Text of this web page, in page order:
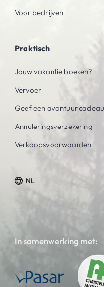
Voor bedrijven
Praktisch
Jouw vakantie boeken?
Vervoer
Geef een avontuur cadeau
Annuleringsverzekering
Verkoopsvoorwaarden
NL
In samenwerking met: